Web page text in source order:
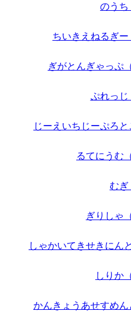
のうち
ちいきえねるぎー
ぎがとんぎゃっぷ
ぷれっじ
じーえいちじーぷろと
るてにうむ
むぎ
ぎりしゃ
しゃかいてきせきにん
しりか
かんきょうあせすめん